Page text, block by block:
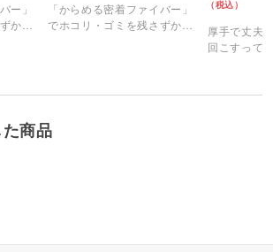
ー」
から
「からめる密着ファイバー」
でホコリ・ゴミを残さずから
厚手で丈夫
回こすって
商品